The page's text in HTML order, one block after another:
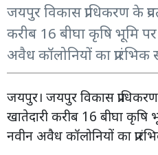
जयपुर विकास प्राधिकरण के
करीब 16 बीघा कृषि भूमि
अवैध कॉलोनियों का प्रारंभिक
जयपुर। जयपुर विकास प्राधिकरण
खातेदारी करीब 16 बीघा कृषि
नवीन अवैध कॉलोनियों का